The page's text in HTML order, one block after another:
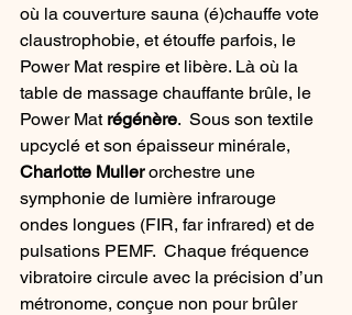
où la couverture sauna (é)chauffe vote
claustrophobie, et étouffe parfois, le
Power Mat respire et libère. Là où la
table de massage chauffante brûle, le
Power Mat régénère.  Sous son textile
upcyclé et son épaisseur minérale,
Charlotte Muller orchestre une
symphonie de lumière infrarouge
ondes longues (FIR, far infrared) et de
pulsations PEMF.  Chaque fréquence
vibratoire circule avec la précision d’un
métronome, conçue non pour brûler